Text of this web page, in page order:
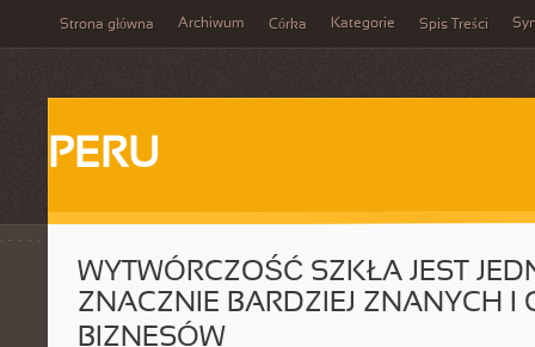
Strona główna Archiwum Córka Kategorie Spis Treści
PERU
WYTWÓRCZOŚĆ SZKŁA JEST
ZNACZNIE BARDZIEJ ZNANYCH I
BIZNESÓW